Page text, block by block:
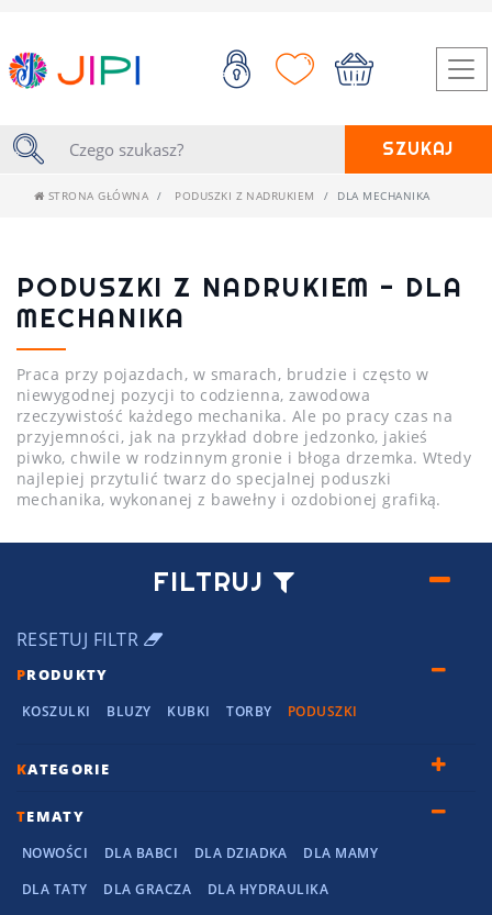
SZUKAJ
STRONA GŁÓWNA PODUSZKI Z NADRUKIEM DLA MECHANIKA
PODUSZKI Z NADRUKIEM - DLA
MECHANIKA
Praca przy pojazdach, w smarach, brudzie i często w
niewygodnej pozycji to codzienna, zawodowa
rzeczywistość każdego mechanika. Ale po pracy czas na
przyjemności, jak na przykład dobre jedzonko, jakieś
piwko, chwile w rodzinnym gronie i błoga drzemka. Wtedy
najlepiej przytulić twarz do specjalnej poduszki
mechanika, wykonanej z bawełny i ozdobionej grafiką.
FILTRUJ
RESETUJ FILTR
PRODUKTY
KOSZULKI BLUZY KUBKI TORBY PODUSZKI
KATEGORIE
TEMATY
NOWOŚCI DLA BABCI DLA DZIADKA
DLA MAMY
DLA TATY
DLA GRACZA
DLA HYDRAULIKA